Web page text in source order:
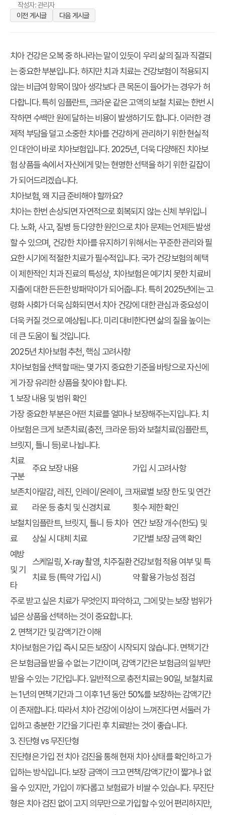
작성자: 관리자
이전 게시글
다음 게시글
치아 건강은 오복 중 하나라는 말이 있듯이 우리 삶의 질과 직결되
는 중요한 부분입니다. 하지만 치과 치료는 건강보험이 적용되지
않는 비급여 항목이 많아 생각보다 큰 목돈이 들어가는 경우가 허
다합니다. 특히 임플란트, 크라운 같은 고액의 보철 치료는 한번 시
작하면 수백만 원에 달하는 비용이 발생하기도 합니다. 이러한 경
제적 부담을 덜고 소중한 치아를 건강하게 관리하기 위한 현실적
인 대안이 바로 치아보험입니다. 2025년, 더욱 다양해진 치아보
험 상품들 속에서 자신에게 맞는 현명한 선택을 하기 위한 길잡이
가 되어드리겠습니다.
치아보험, 왜 지금 준비해야 할까요?
치아는 한번 손상되면 자연적으로 회복되지 않는 신체 부위입니
다. 노화, 사고, 질병 등 다양한 원인으로 치아 문제는 언제든 발생
할 수 있으며, 건강한 치아를 유지하기 위해서는 꾸준한 관리와 필
요한 시기에 적절한 치료가 필수적입니다. 국가 건강보험의 혜택
이 제한적인 치과 진료의 특성상, 치아보험은 예기치 못한 치료비
지출에 대한 든든한 방패막이가 되어줍니다. 특히 2025년에는 고
령화 사회가 더욱 심화되면서 치아 건강에 대한 관심과 중요성이
더욱 커질 것으로 예상됩니다. 미리 대비한다면 삶의 질을 높이는
데 큰 도움이 될 것입니다.
2025년 치아보험 추천, 핵심 고려사항
치아보험을 선택할 때는 몇 가지 중요한 기준을 바탕으로 자신에
게 가장 유리한 상품을 찾아야 합니다.
1. 보장 내용 및 범위 확인
가장 중요한 부분은 어떤 치료를 얼마나 보장해주는지입니다. 치
아보험은 크게 보존치료(충전, 크라운 등)와 보철치료(임플란트,
브릿지, 틀니 등)로 나뉩니다.
치료
구분
주요 보장 내용 가입 시 고려사항
보존치
료
아말감, 레진, 인레이/온레이, 크
라운 등 충치 및 신경치료
재료별 보장 한도 및 연간
횟수 제한 확인
보철치
료
임플란트, 브릿지, 틀니 등 치아
상실 시 대체 치료
연간 보장 개수(한도) 및
기간별 보장 금액 확인
예방
및 기
타
스케일링, X-ray 촬영, 치주질환
치료 등 (특약 가입 시)
건강보험 적용 여부 및 특
약 활용 가능성 점검
주로 받고 싶은 치료가 무엇인지 파악하고, 그에 맞는 보장 범위가
넓은 상품을 선택하는 것이 중요합니다.
2. 면책기간 및 감액기간 이해
치아보험은 가입 즉시 모든 보장이 시작되지 않습니다. 면책기간
은 보험금을 받을 수 없는 기간이며, 감액기간은 보험금의 일부만
받을 수 있는 기간입니다. 일반적으로 충전치료는 90일, 보철치료
는 1년의 면책기간과 그 이후 1년 동안 50%를 보장하는 감액기간
이 존재합니다. 따라서 치아 건강에 이상이 느껴진다면 서둘러 가
입하고 충분한 기간을 기다린 후 치료받는 것이 좋습니다.
3. 진단형 vs 무진단형
진단형은 가입 전 치아 검진을 통해 현재 치아 상태를 확인하고 가
입하는 방식입니다. 보장 금액이 크고 면책/감액기간이 짧거나 없
을 수 있지만, 가입이 까다롭고 보험료가 비쌀 수 있습니다. 무진단
형은 치아 검진 없이 고지 의무만으로 가입할 수 있어 편리하지만,